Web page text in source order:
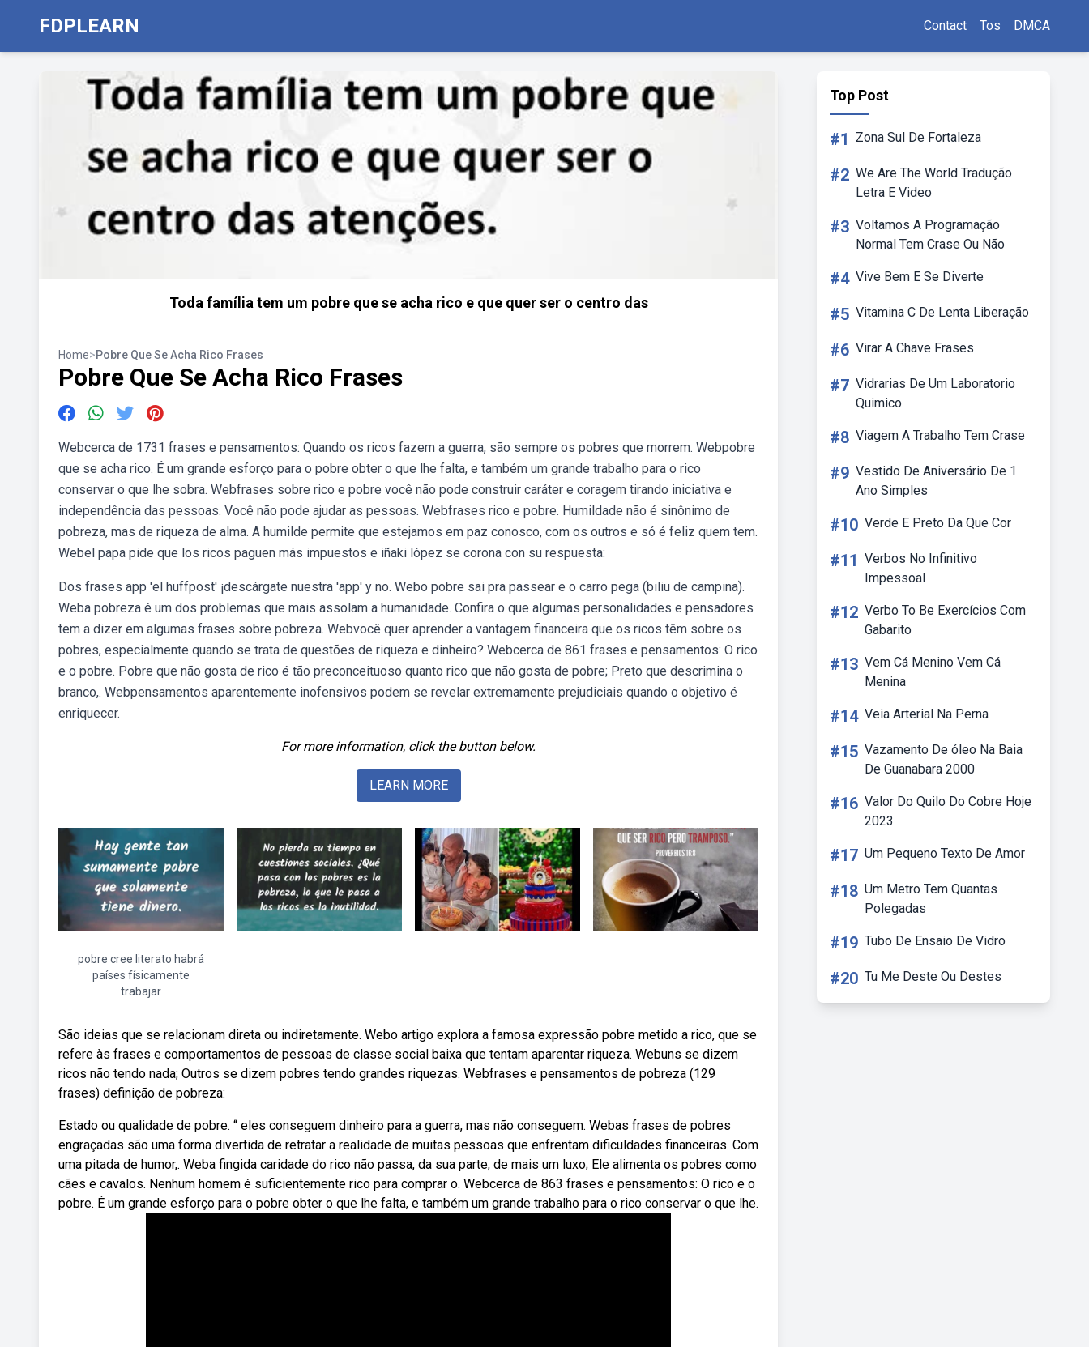
FDPLEARN Contact Tos DMCA
Toda família tem um pobre que se acha rico e que quer ser o centro das
Home>Pobre Que Se Acha Rico Frases
Pobre Que Se Acha Rico Frases
Webcerca de 1731 frases e pensamentos: Quando os ricos fazem a guerra, são sempre os pobres que morrem. Webpobre
que se acha rico. É um grande esforço para o pobre obter o que lhe falta, e também um grande trabalho para o rico
conservar o que lhe sobra. Webfrases sobre rico e pobre você não pode construir caráter e coragem tirando iniciativa e
independência das pessoas. Você não pode ajudar as pessoas. Webfrases rico e pobre. Humildade não é sinônimo de
pobreza, mas de riqueza de alma. A humilde permite que estejamos em paz conosco, com os outros e só é feliz quem tem.
Webel papa pide que los ricos paguen más impuestos e iñaki lópez se corona con su respuesta:
Dos frases app 'el huffpost' ¡descárgate nuestra 'app' y no. Webo pobre sai pra passear e o carro pega (biliu de campina).
Weba pobreza é um dos problemas que mais assolam a humanidade. Confira o que algumas personalidades e pensadores
tem a dizer em algumas frases sobre pobreza. Webvocê quer aprender a vantagem financeira que os ricos têm sobre os
pobres, especialmente quando se trata de questões de riqueza e dinheiro? Webcerca de 861 frases e pensamentos: O rico
e o pobre. Pobre que não gosta de rico é tão preconceituoso quanto rico que não gosta de pobre; Preto que descrimina o
branco,. Webpensamentos aparentemente inofensivos podem se revelar extremamente prejudiciais quando o objetivo é
enriquecer.
For more information, click the button below.
LEARN MORE
pobre cree literato habrá
países físicamente
trabajar
São ideias que se relacionam direta ou indiretamente. Webo artigo explora a famosa expressão pobre metido a rico, que se
refere às frases e comportamentos de pessoas de classe social baixa que tentam aparentar riqueza. Webuns se dizem
ricos não tendo nada; Outros se dizem pobres tendo grandes riquezas. Webfrases e pensamentos de pobreza (129
frases) definição de pobreza:
Estado ou qualidade de pobre. “ eles conseguem dinheiro para a guerra, mas não conseguem. Webas frases de pobres
engraçadas são uma forma divertida de retratar a realidade de muitas pessoas que enfrentam dificuldades financeiras. Com
uma pitada de humor,. Weba fingida caridade do rico não passa, da sua parte, de mais um luxo; Ele alimenta os pobres como
cães e cavalos. Nenhum homem é suficientemente rico para comprar o. Webcerca de 863 frases e pensamentos: O rico e o
pobre. É um grande esforço para o pobre obter o que lhe falta, e também um grande trabalho para o rico conservar o que lhe.
Top Post
#1 Zona Sul De Fortaleza
#2 We Are The World Tradução
Letra E Video
#3 Voltamos A Programação
Normal Tem Crase Ou Não
#4 Vive Bem E Se Diverte
#5 Vitamina C De Lenta Liberação
#6 Virar A Chave Frases
#7 Vidrarias De Um Laboratorio
Quimico
#8 Viagem A Trabalho Tem Crase
#9 Vestido De Aniversário De 1
Ano Simples
#10 Verde E Preto Da Que Cor
#11 Verbos No Infinitivo
Impessoal
#12 Verbo To Be Exercícios Com
Gabarito
#13 Vem Cá Menino Vem Cá
Menina
#14 Veia Arterial Na Perna
#15 Vazamento De óleo Na Baia
De Guanabara 2000
#16 Valor Do Quilo Do Cobre Hoje
2023
#17 Um Pequeno Texto De Amor
#18 Um Metro Tem Quantas
Polegadas
#19 Tubo De Ensaio De Vidro
#20 Tu Me Deste Ou Destes